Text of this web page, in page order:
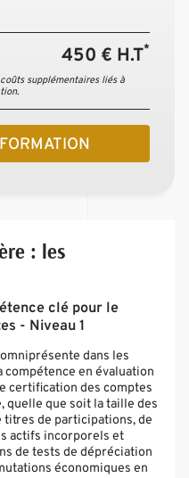
450 € H.T*
supplémentaires liés à
: les
clé pour le
- Niveau 1
dans les
en évaluation
certification des comptes
quelle que soit la taille des
de participations, de
actifs incorporels et
de tests de dépréciation
économiques en